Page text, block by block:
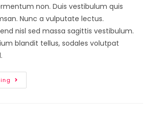
non. Duis vestibulum quis
Nunc a vulputate lectus.
nisl sed massa sagittis vestibulum.
blandit tellus, sodales volutpat